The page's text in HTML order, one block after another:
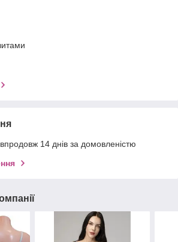
14 днів за домовленістю